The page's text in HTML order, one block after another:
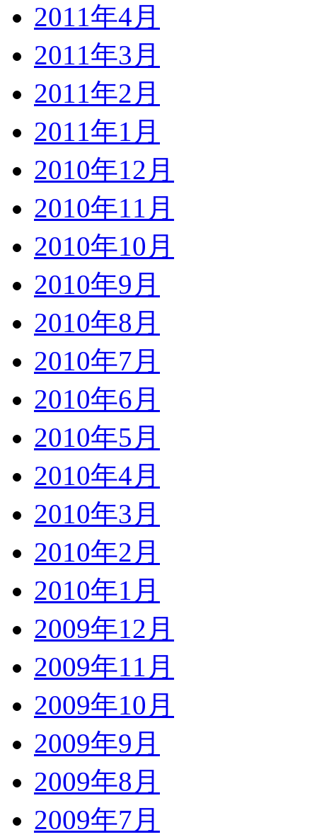
2011年4月
2011年3月
2011年2月
2011年1月
2010年12月
2010年11月
2010年10月
2010年9月
2010年8月
2010年7月
2010年6月
2010年5月
2010年4月
2010年3月
2010年2月
2010年1月
2009年12月
2009年11月
2009年10月
2009年9月
2009年8月
2009年7月